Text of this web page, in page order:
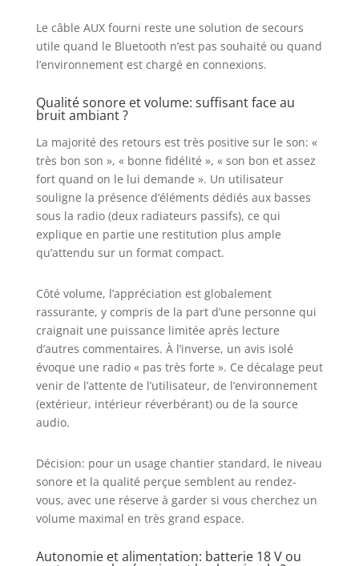
Le câble AUX fourni reste une solution de secours
utile quand le Bluetooth n’est pas souhaité ou quand
l’environnement est chargé en connexions.
Qualité sonore et volume: suffisant face au
bruit ambiant ?
La majorité des retours est très positive sur le son: «
très bon son », « bonne fidélité », « son bon et assez
fort quand on le lui demande ». Un utilisateur
souligne la présence d’éléments dédiés aux basses
sous la radio (deux radiateurs passifs), ce qui
explique en partie une restitution plus ample
qu’attendu sur un format compact.
Côté volume, l’appréciation est globalement
rassurante, y compris de la part d’une personne qui
craignait une puissance limitée après lecture
d’autres commentaires. À l’inverse, un avis isolé
évoque une radio « pas très forte ». Ce décalage peut
venir de l’attente de l’utilisateur, de l’environnement
(extérieur, intérieur réverbérant) ou de la source
audio.
Décision: pour un usage chantier standard, le niveau
sonore et la qualité perçue semblent au rendez-
vous, avec une réserve à garder si vous cherchez un
volume maximal en très grand espace.
Autonomie et alimentation: batterie 18 V ou